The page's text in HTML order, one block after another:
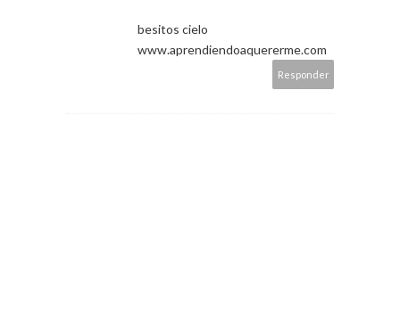
besitos cielo
www.aprendiendoaquererme.com
Responder